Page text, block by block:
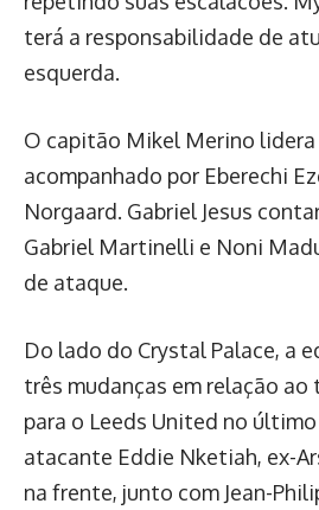
terá a responsabilidade de
esquerda.
O capitão Mikel Merino lidera
acompanhado por Eberechi
Norgaard. Gabriel Jesus
Gabriel Martinelli e Noni
de ataque.
Do lado do Crystal Palace, a
três mudanças em relação ao
para o Leeds United no
atacante Eddie Nketiah, ex-
na frente, junto com Jean-